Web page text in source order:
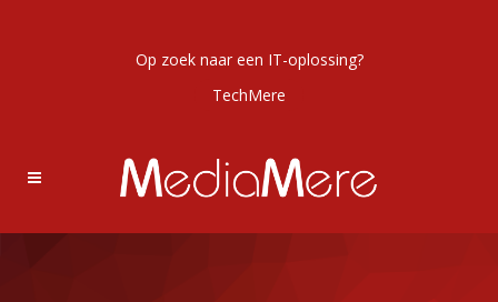
Op zoek naar een IT-oplossing?
TechMere